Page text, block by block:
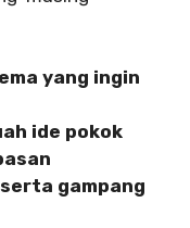
yang ingin
ide pokok
gampang